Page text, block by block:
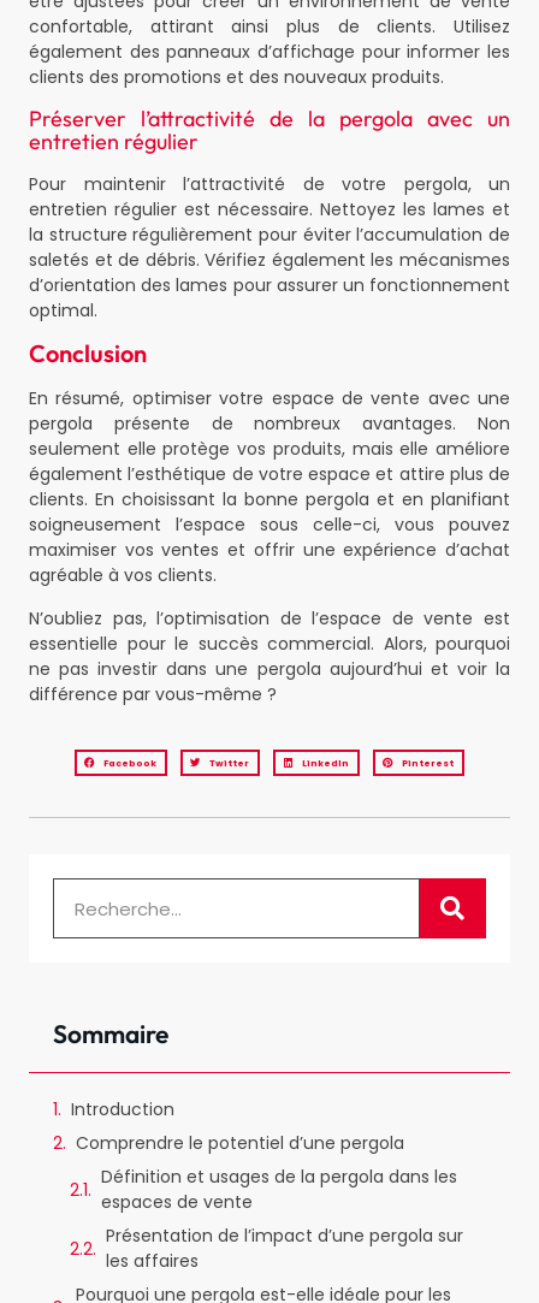
confortable, attirant ainsi plus de clients. Utilisez
également des panneaux d’affichage pour informer les
clients des promotions et des nouveaux produits.
Préserver l’attractivité de la pergola avec un
entretien régulier
Pour maintenir l’attractivité de votre pergola, un
entretien régulier est nécessaire. Nettoyez les lames et
la structure régulièrement pour éviter l’accumulation de
saletés et de débris. Vérifiez également les mécanismes
d’orientation des lames pour assurer un fonctionnement
optimal.
Conclusion
En résumé, optimiser votre espace de vente avec une
pergola présente de nombreux avantages. Non
seulement elle protège vos produits, mais elle améliore
également l’esthétique de votre espace et attire plus de
clients. En choisissant la bonne pergola et en planifiant
soigneusement l’espace sous celle-ci, vous pouvez
maximiser vos ventes et offrir une expérience d’achat
agréable à vos clients.
N’oubliez pas, l’optimisation de l’espace de vente est
essentielle pour le succès commercial. Alors, pourquoi
ne pas investir dans une pergola aujourd’hui et voir la
différence par vous-même ?
Facebook Twitter LinkedIn Pinterest
Sommaire
Introduction
Comprendre le potentiel d’une pergola
Définition et usages de la pergola dans les
espaces de vente
Présentation de l’impact d’une pergola sur
les affaires
Pourquoi une pergola est-elle idéale pour les